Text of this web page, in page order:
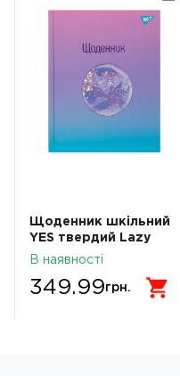
Щоденник шкільний
YES твердий Lazy
cat911512
В наявності
349.99грн.